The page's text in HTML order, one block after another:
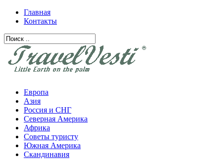
Главная
Контакты
Европа
Азия
Россия и СНГ
Северная Америка
Африка
Советы туристу
Южная Америка
Скандинавия